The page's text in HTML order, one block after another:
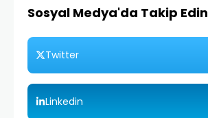
Sosyal Medya'da Takip Edin
Twitter
Linkedin